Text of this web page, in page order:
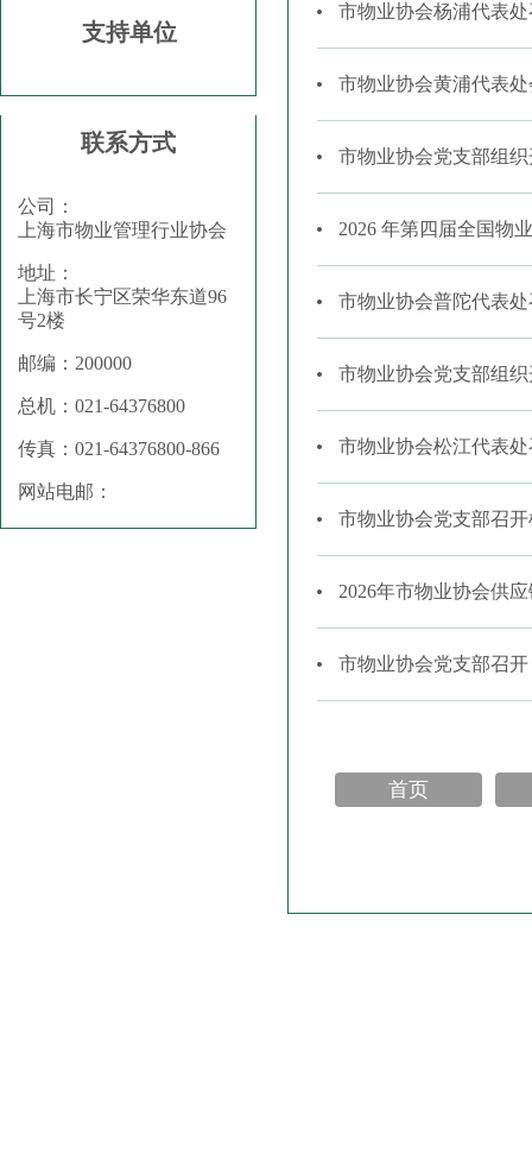
支持单位
联系方式
公司：
上海市物业管理行业协会
地址：
上海市长宁区荣华东道96
号2楼
邮编：200000
总机：021-64376800
传真：021-64376800-866
网站电邮：
市物业协会杨浦代表
市物业协会黄浦代表
市物业协会党支部组
2026 年第四届全国物
市物业协会普陀代表
市物业协会党支部组
市物业协会松江代表
市物业协会党支部召
2026年市物业协会供
市物业协会党支部召
首页